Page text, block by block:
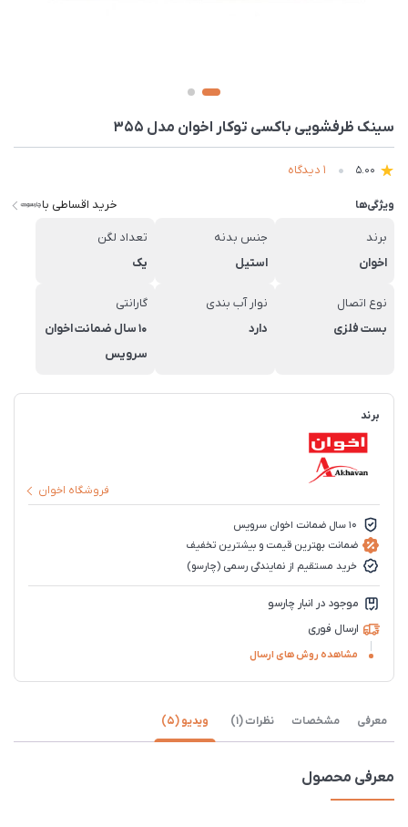
سینک ظرفشویی باکسی توکار اخوان مدل 355
5.00 1 دیدگاه
ویژگی‌ها خرید اقساطی با
برند
اخوان
جنس بدنه
استیل
تعداد لگن
یک
نوع اتصال
بست فلزی
نوار آب بندی
دارد
گارانتی
10 سال ضمانت اخوان
سرویس
برند
فروشگاه اخوان
10 سال ضمانت اخوان سرویس
ضمانت بهترین قیمت و بیشترین تخفیف
خرید مستقیم از نمایندگی رسمی (چارسو)
موجود در انبار چارسو
ارسال فوری
مشاهده روش های ارسال
معرفی مشخصات نظرات (1) ویدیو (5)
معرفی محصول